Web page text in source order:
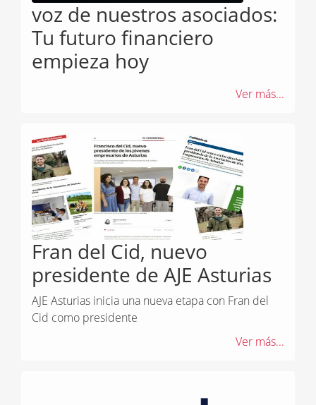
voz de nuestros asociados:
Tu futuro financiero
empieza hoy
Ver más...
Fran del Cid, nuevo
presidente de AJE Asturias
AJE Asturias inicia una nueva etapa con Fran del
Cid como presidente
Ver más...